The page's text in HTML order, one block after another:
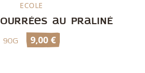
Découvrir
au praliné
ECOLE
90g 9,00 €